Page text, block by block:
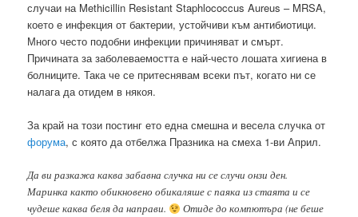
случаи на Methicillin Resistant Staphlococcus Aureus – MRSA,
което е инфекция от бактерии, устойчиви към антибиотици.
Много често подобни инфекции причиняват и смърт.
Причината за заболеваемостта е най-често лошата хигиена в
болниците. Така че се притеснявам всеки път, когато ни се
налага да отидем в някоя.
За край на този постинг ето една смешна и весела случка от
форума, с която да отбелжа Празника на смеха 1-ви Април.
Да ви разкажа каква забавна случка ни се случи онзи ден.
Маринка както обикновено обикаляше с паяка из стаята и се
чудеше каква беля да направи.
Отиде до компютъра (не беше